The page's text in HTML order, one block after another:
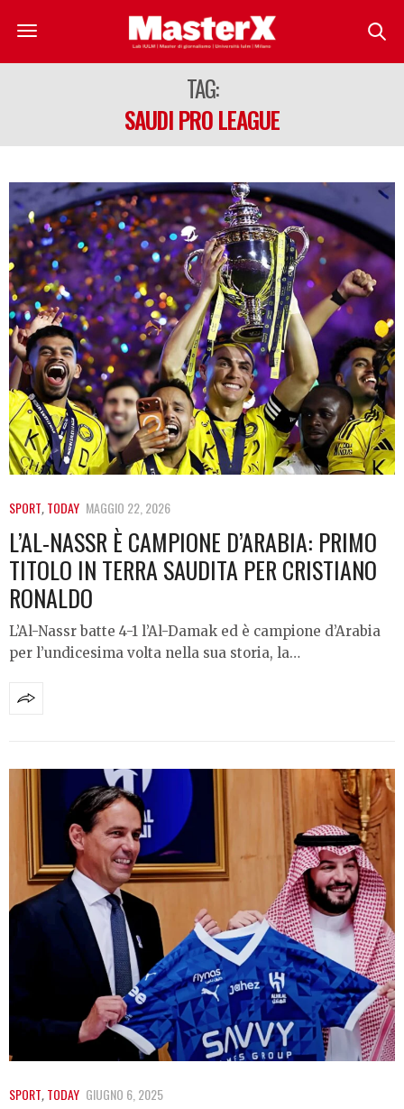
TAG:
SAUDI PRO LEAGUE
SPORT,TODAY MAGGIO 22, 2026
L’AL-NASSR È CAMPIONE D’ARABIA: PRIMO
TITOLO IN TERRA SAUDITA PER CRISTIANO
RONALDO
L’Al-Nassr batte 4-1 l’Al-Damak ed è campione d’Arabia
per l’undicesima volta nella sua storia, la…
SPORT,TODAY GIUGNO 6, 2025